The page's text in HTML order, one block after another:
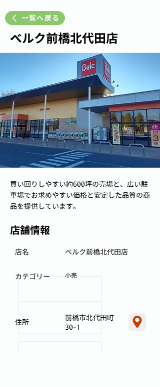
一覧へ戻る
ベルク前橋北代田店
買い回りしやすい約600坪の売場と、広い駐
車場でお求めやすい価格と安定した品質の商
品を提供しています。
店舗情報
ベルク前橋北代田店
店名
小売
カテゴリー
前橋市北代田町
30-1
住所